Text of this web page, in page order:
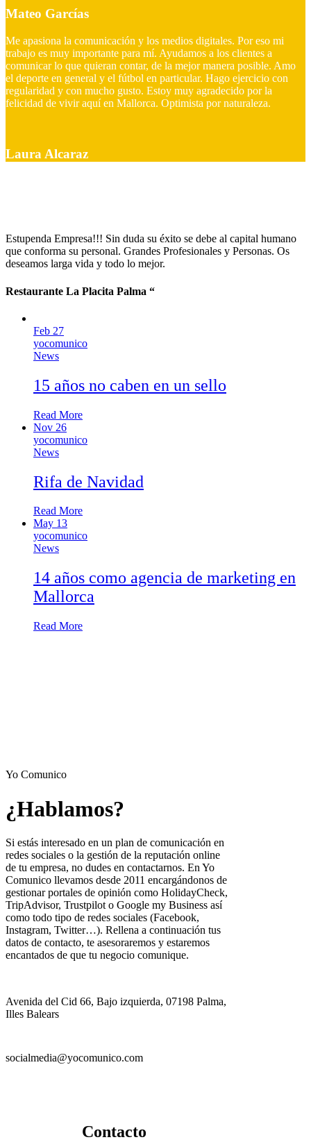
Mateo Garcías
Me apasiona la comunicación y los medios digitales. Por eso mi
trabajo es muy importante para mí. Ayudamos a los clientes a
comunicar lo que quieran contar, de la mejor manera posible. Amo
el deporte en general y el fútbol en particular. Hago ejercicio con
regularidad y con mucho gusto. Estoy muy agradecido por la
felicidad de vivir aquí en Mallorca. Optimista por naturaleza.
Laura Alcaraz
Estupenda Empresa!!! Sin duda su éxito se debe al capital humano
que conforma su personal. Grandes Profesionales y Personas. Os
deseamos larga vida y todo lo mejor.
Restaurante La Placita Palma “
Feb 27
yocomunico
News
15 años no caben en un sello
Read More
Nov 26
yocomunico
News
Rifa de Navidad
Read More
May 13
yocomunico
News
14 años como agencia de marketing en
Mallorca
Read More
Yo Comunico
¿Hablamos?
Si estás interesado en un plan de comunicación en
redes sociales o la gestión de la reputación online
de tu empresa, no dudes en contactarnos. En Yo
Comunico llevamos desde 2011 encargándonos de
gestionar portales de opinión como HolidayCheck,
TripAdvisor, Trustpilot o Google my Business así
como todo tipo de redes sociales (Facebook,
Instagram, Twitter…). Rellena a continuación tus
datos de contacto, te asesoraremos y estaremos
encantados de que tu negocio comunique.
Avenida del Cid 66, Bajo izquierda, 07198 Palma,
Illes Balears
socialmedia@yocomunico.com
Contacto